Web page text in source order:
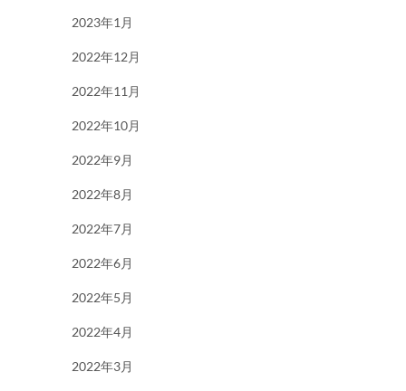
2023年1月
2022年12月
2022年11月
2022年10月
2022年9月
2022年8月
2022年7月
2022年6月
2022年5月
2022年4月
2022年3月